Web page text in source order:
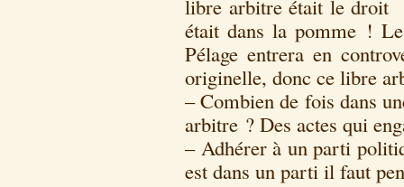
libre arbitre était le droit
était dans la pomme !
Pélage entrera en
originelle, donc ce libre
– Combien de fois dans
arbitre ? Des actes qui
– Adhérer à un parti
est dans un parti il faut